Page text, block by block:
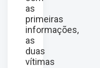
as
primeiras
informações,
as
duas
vítimas